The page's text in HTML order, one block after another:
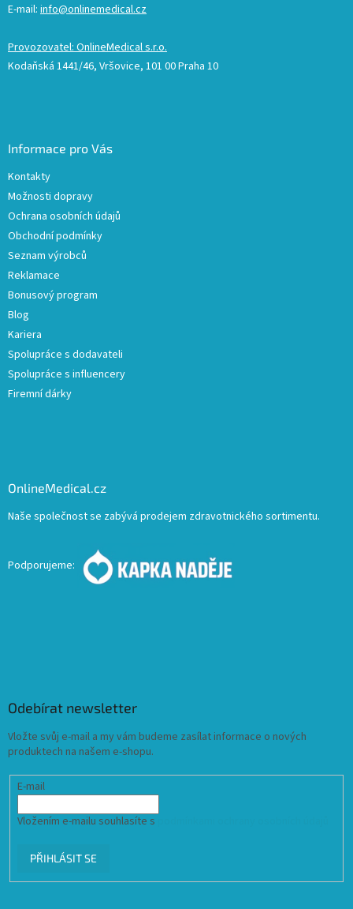
E-mail: info@onlinemedical.cz
Provozovatel: OnlineMedical s.r.o.
Kodaňská 1441/46, Vršovice, 101 00 Praha 10
Informace pro Vás
Kontakty
Možnosti dopravy
Ochrana osobních údajů
Obchodní podmínky
Seznam výrobců
Reklamace
Bonusový program
Blog
Kariera
Spolupráce s dodavateli
Spolupráce s influencery
Firemní dárky
OnlineMedical.cz
Naše společnost se zabývá prodejem zdravotnického sortimentu.
Podporujeme:
Odebírat newsletter
Vložte svůj e-mail a my vám budeme zasílat informace o nových
produktech na našem e-shopu.
E-mail
Vložením e-mailu souhlasíte s
PŘIHLÁSIT SE